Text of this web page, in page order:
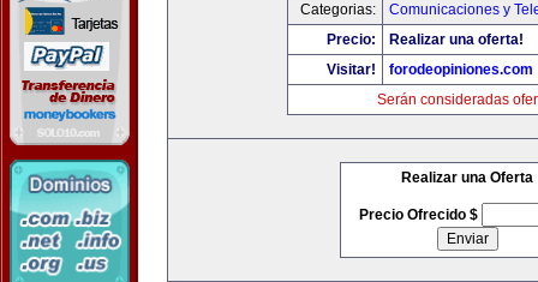
Categorias:
Comunicaciones y
Precio:
Realizar una oferta!
Visitar!
forodeopiniones.com
Serán consideradas
Realizar una Oferta
Precio Ofrecido $